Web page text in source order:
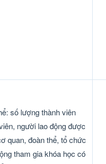
số lượng thành viên
người lao động được
quan, đoàn thể, tổ chức
tham gia khóa học có